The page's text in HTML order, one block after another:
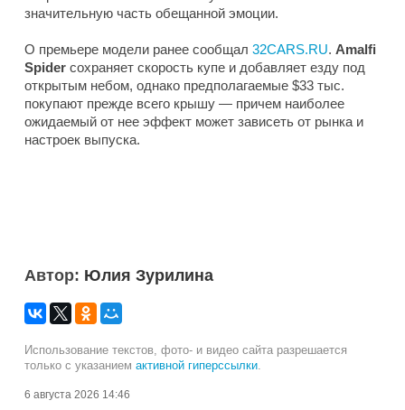
значительную часть обещанной эмоции.
О премьере модели ранее сообщал 32CARS.RU. Amalfi
Spider сохраняет скорость купе и добавляет езду под
открытым небом, однако предполагаемые $33 тыс.
покупают прежде всего крышу — причем наиболее
ожидаемый от нее эффект может зависеть от рынка и
настроек выпуска.
Автор: Юлия Зурилина
Использование текстов, фото- и видео сайта разрешается
только с указанием активной гиперссылки
6 августа 2026 14:46